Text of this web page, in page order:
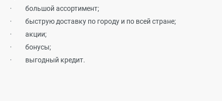
·
большой ассортимент;
·
быструю доставку по городу и по всей стране;
·
акции;
·
бонусы;
·
выгодный кредит.